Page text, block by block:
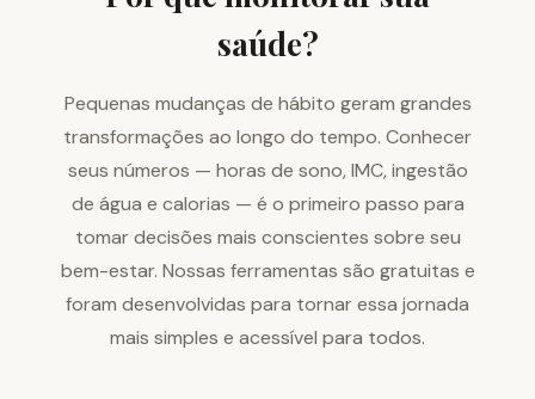
saúde?
Pequenas mudanças de hábito geram grandes
transformações ao longo do tempo. Conhecer
seus números — horas de sono, IMC, ingestão
de água e calorias — é o primeiro passo para
tomar decisões mais conscientes sobre seu
bem-estar. Nossas ferramentas são gratuitas e
foram desenvolvidas para tornar essa jornada
mais simples e acessível para todos.